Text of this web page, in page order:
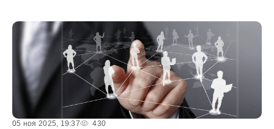
05 ноя 2025, 19:37 430